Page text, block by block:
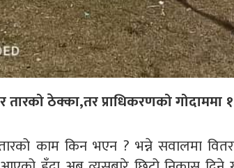
तारको ठेक्का,तर प्राधिकरणको गोदाममा
काम किन भएन ? भन्ने सवालमा